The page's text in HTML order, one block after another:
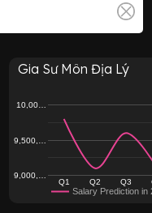
Gia Sư Môn Địa Lý
Salary Prediction in
Q1 Q2 Q3
9,000,…
9,500,…
10,00…